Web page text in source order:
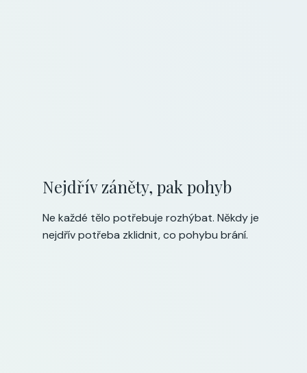
Nejdřív záněty, pak pohyb
Ne každé tělo potřebuje rozhýbat. Někdy je
nejdřív potřeba zklidnit, co pohybu brání.